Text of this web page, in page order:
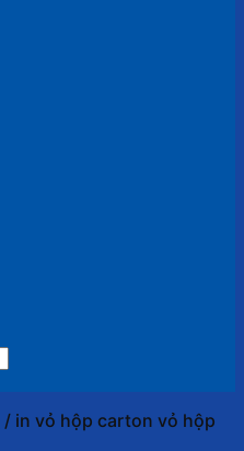
/ in vỏ hộp carton vỏ hộp